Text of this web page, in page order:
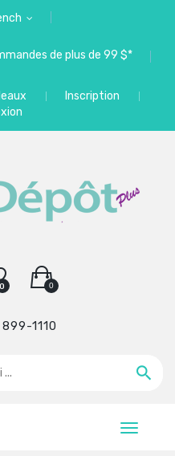
de plus de 99 $*
Inscription
0
0
1110